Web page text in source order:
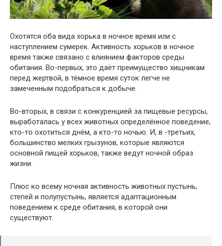
Охотятся оба вида хорька в ночное время или с
наступлением сумерек. Активность хорьков в ночное
время также связано с влиянием факторов среды
обитания. Во-первых, это даёт преимущество хищникам
перед жертвой, в тёмное время суток легче не
замеченным подобраться к добыче.
Во-вторых, в связи с конкуренцией за пищевые ресурсы,
выработалась у всех животных определённое поведение,
кто-то охотиться днём, а кто-то ночью. И, в -третьих,
большинство мелких грызунов, которые являются
основной пищей хорьков, также ведут ночной образ
жизни.
Плюс ко всему ночная активность животных пустынь,
степей и полупустынь, является адаптационным
поведением к среде обитания, в которой они
существуют.